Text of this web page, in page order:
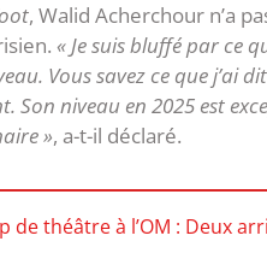
, Walid Acherchour n’a
« Je suis bluffé par ce
Vous savez ce que j’ai
Son niveau en 2025 est
», a-t-il déclaré.
de théâtre à l’OM : Deux